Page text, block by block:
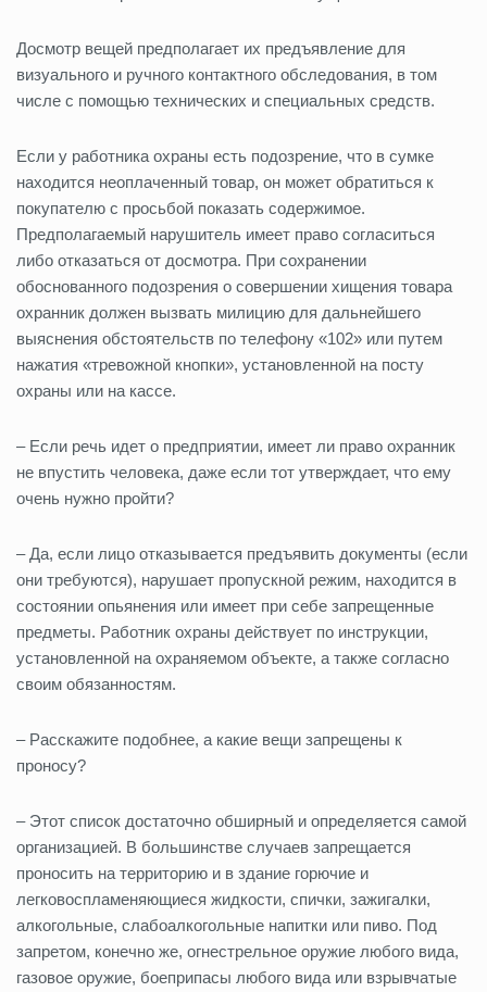
Досмотр вещей предполагает их предъявление для
визуального и ручного контактного обследования, в том
числе с помощью технических и специальных средств.
Если у работника охраны есть подозрение, что в сумке
находится неоплаченный товар, он может обратиться к
покупателю с просьбой показать содержимое.
Предполагаемый нарушитель имеет право согласиться
либо отказаться от досмотра. При сохранении
обоснованного подозрения о совершении хищения товара
охранник должен вызвать милицию для дальнейшего
выяснения обстоятельств по телефону «102» или путем
нажатия «тревожной кнопки», установленной на посту
охраны или на кассе.
– Если речь идет о предприятии, имеет ли право охранник
не впустить человека, даже если тот утверждает, что ему
очень нужно пройти?
– Да, если лицо отказывается предъявить документы (если
они требуются), нарушает пропускной режим, находится в
состоянии опьянения или имеет при себе запрещенные
предметы. Работник охраны действует по инструкции,
установленной на охраняемом объекте, а также согласно
своим обязанностям.
– Расскажите подобнее, а какие вещи запрещены к
проносу?
– Этот список достаточно обширный и определяется самой
организацией. В большинстве случаев запрещается
проносить на территорию и в здание горючие и
легковоспламеняющиеся жидкости, спички, зажигалки,
алкогольные, слабоалкогольные напитки или пиво. Под
запретом, конечно же, огнестрельное оружие любого вида,
газовое оружие, боеприпасы любого вида или взрывчатые